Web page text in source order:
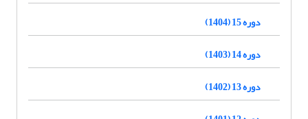
دوره 15 (1404)
دوره 14 (1403)
دوره 13 (1402)